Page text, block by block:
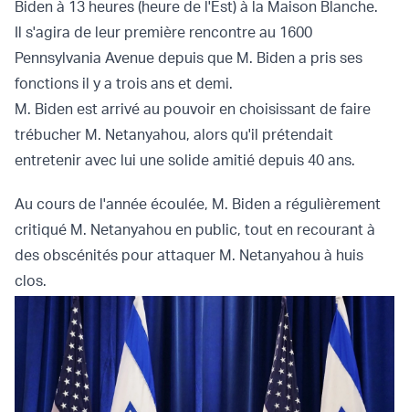
Biden à 13 heures (heure de l'Est) à la Maison Blanche.
Il s'agira de leur première rencontre au 1600
Pennsylvania Avenue depuis que M. Biden a pris ses
fonctions il y a trois ans et demi.
M. Biden est arrivé au pouvoir en choisissant de faire
trébucher M. Netanyahou, alors qu'il prétendait
entretenir avec lui une solide amitié depuis 40 ans.
Au cours de l'année écoulée, M. Biden a régulièrement
critiqué M. Netanyahou en public, tout en recourant à
des obscénités pour attaquer M. Netanyahou à huis
clos.